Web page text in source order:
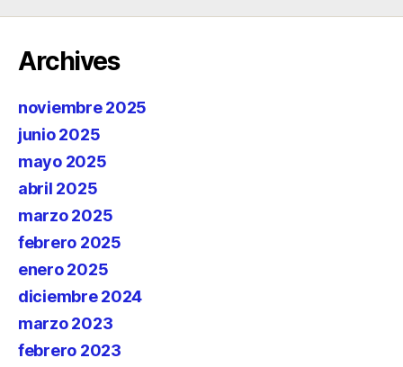
Archives
noviembre 2025
junio 2025
mayo 2025
abril 2025
marzo 2025
febrero 2025
enero 2025
diciembre 2024
marzo 2023
febrero 2023